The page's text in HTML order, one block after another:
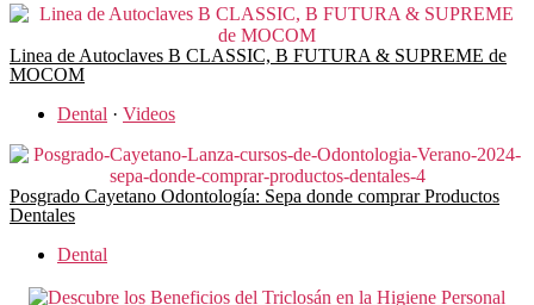
Linea de Autoclaves B CLASSIC, B FUTURA & SUPREME de
MOCOM
Dental · Videos
Posgrado Cayetano Odontología: Sepa donde comprar Productos
Dentales
Dental